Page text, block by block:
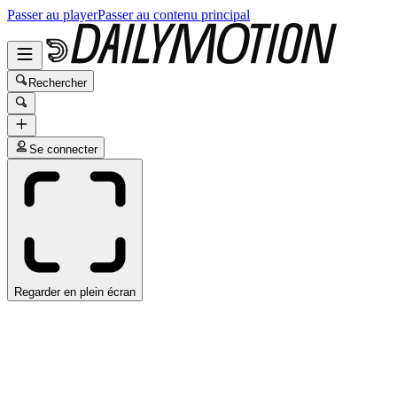
Passer au playerPasser au contenu principal
Rechercher
Se connecter
Regarder en plein écran